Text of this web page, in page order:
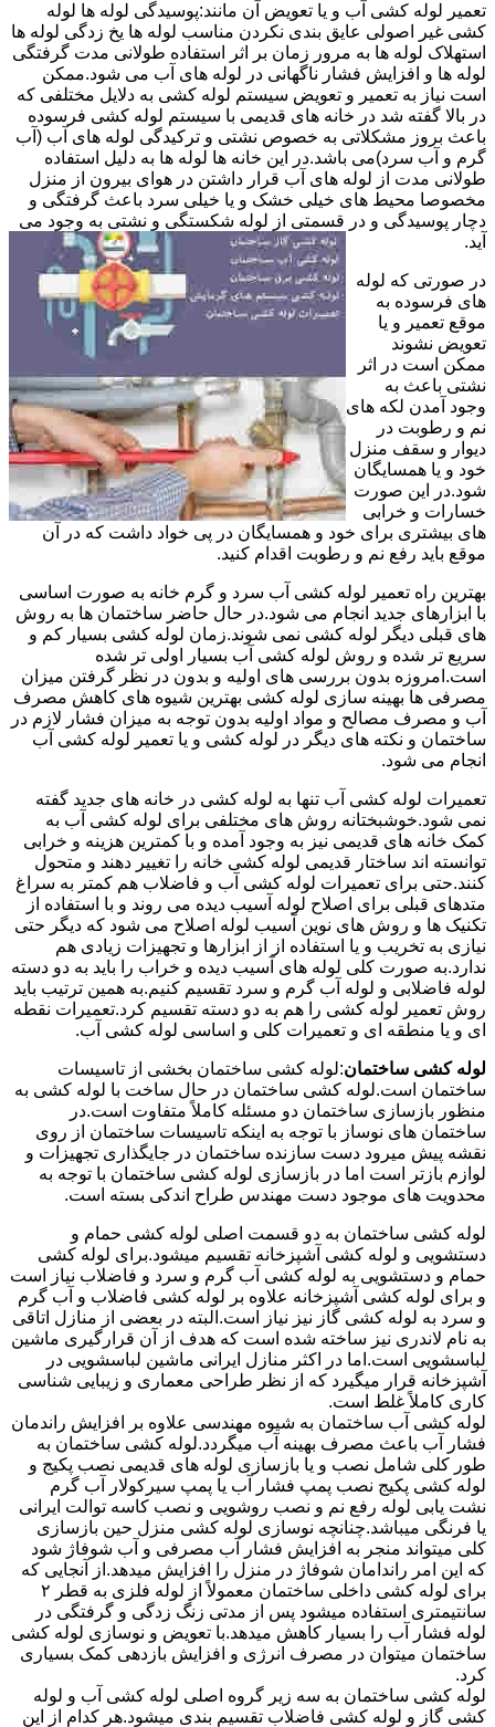
تعمیر لوله کشی آب و یا تعویض آن مانند:پوسیدگی لوله ها لوله
کشی غیر اصولی عایق بندی نکردن مناسب لوله ها یخ زدگی لوله ها
استهلاک لوله ها به مرور زمان بر اثر استفاده طولانی مدت گرفتگی
لوله ها و افزایش فشار ناگهانی در لوله های آب می شود.ممکن
است نیاز به تعمیر و تعویض سیستم لوله کشی به دلایل مختلفی که
در بالا گفته شد در خانه های قدیمی با سیستم لوله کشی فرسوده
باعث بروز مشکلاتی به خصوص نشتی و ترکیدگی لوله های آب (آب
گرم و آب سرد)می باشد.در این خانه ها لوله ها به دلیل استفاده
طولانی مدت از لوله های آب قرار داشتن در هوای بیرون از منزل
مخصوصا محیط های خیلی خشک و یا خیلی سرد باعث گرفتگی و
دچار پوسیدگی و در قسمتی از لوله شکستگی و نشتی به وجود می
آید.
در صورتی که لوله
های فرسوده به
موقع تعمیر و یا
تعویض نشوند
ممکن است در اثر
نشتی باعث به
وجود آمدن لکه های
نم و رطوبت در
دیوار و سقف منزل
خود و یا همسایگان
شود.در این صورت
خسارات و خرابی
های بیشتری برای خود و همسایگان در پی خواد داشت که در آن
موقع باید رفع نم و رطوبت اقدام کنید.
بهترین راه تعمیر لوله کشی آب سرد و گرم خانه به صورت اساسی
با ابزارهای جدید انجام می شود.در حال حاضر ساختمان ها به روش
های قبلی دیگر لوله کشی نمی شوند.زمان لوله کشی بسیار کم و
سریع تر شده و روش لوله کشی آب بسیار اولی تر شده
است.امروزه بدون بررسی های اولیه و بدون در نظر گرفتن میزان
مصرفی ها بهینه سازی لوله کشی بهترین شیوه های کاهش مصرف
آب و مصرف مصالح و مواد اولیه بدون توجه به میزان فشار لازم در
ساختمان و نکته های دیگر در لوله کشی و یا تعمیر لوله کشی آب
انجام می شود.
تعمیرات لوله کشی آب تنها به لوله کشی در خانه های جدید گفته
نمی شود.خوشبختانه روش های مختلفی برای لوله کشی آب به
کمک خانه های قدیمی نیز به وجود آمده و با کمترین هزینه و خرابی
توانسته اند ساختار قدیمی لوله کشی خانه را تغییر دهند و متحول
کنند.حتی برای تعمیرات لوله کشی آب و فاضلاب هم کمتر به سراغ
متدهای قبلی برای اصلاح لوله آسیب دیده می روند و با استفاده از
تکنیک ها و روش های نوین آسیب لوله اصلاح می شود که دیگر حتی
نیازی به تخریب و یا استفاده از از ابزارها و تجهیزات زیادی هم
ندارد.به صورت کلی لوله های آسیب دیده و خراب را باید به دو دسته
لوله فاضلابی و لوله آب گرم و سرد تقسیم کنیم.به همین ترتیب باید
روش تعمیر لوله کشی را هم به دو دسته تقسیم کرد.تعمیرات نقطه
ای و یا منطقه ای و تعمیرات کلی و اساسی لوله کشی آب.
لوله کشی ساختمان:لوله کشی ساختمان بخشی از تاسیسات
ساختمان است.لوله کشی ساختمان در حال ساخت با لوله کشی به
منظور بازسازی ساختمان دو مسئله کاملاً متفاوت است.در
ساختمان های نوساز با توجه به اینکه تاسیسات ساختمان از روی
نقشه پیش میرود دست سازنده ساختمان در جایگذاری تجهیزات و
لوازم بازتر است اما در بازسازی لوله کشی ساختمان با توجه به
محدویت های موجود دست مهندس طراح اندکی بسته است.
لوله کشی ساختمان به دو قسمت اصلی لوله کشی حمام و
دستشویی و لوله کشی آشپزخانه تقسیم میشود.برای لوله کشی
حمام و دستشویی به لوله کشی آب گرم و سرد و فاضلاب نیاز است
و برای لوله کشی آشپزخانه علاوه بر لوله کشی فاضلاب و آب گرم
و سرد به لوله کشی گاز نیز نیاز است.البته در بعضی از منازل اتاقی
به نام لاندری نیز ساخته شده است که هدف از آن قرارگیری ماشین
لباسشویی است.اما در اکثر منازل ایرانی ماشین لباسشویی در
آشپزخانه قرار میگیرد که از نظر طراحی معماری و زیبایی شناسی
کاری کاملاً غلط است.
لوله کشی آب ساختمان به شیوه مهندسی علاوه بر افزایش راندمان
فشار آب باعث مصرف بهینه آب میگردد.لوله کشی ساختمان به
طور کلی شامل نصب و یا بازسازی لوله های قدیمی نصب پکیج و
لوله کشی پکیج نصب پمپ فشار آب یا پمپ سیرکولار آب گرم
نشت یابی لوله رفع نم و نصب روشویی و نصب کاسه توالت ایرانی
یا فرنگی میباشد.چنانچه نوسازی لوله کشی منزل حین بازسازی
کلی میتواند منجر به افزایش فشار آب مصرفی و آب شوفاژ شود
که این امر راندامان شوفاژ در منزل را افزایش میدهد.از آنجایی که
برای لوله کشی داخلی ساختمان معمولاً از لوله فلزی به قطر ۲
سانتیمتری استفاده میشود پس از مدتی زنگ زدگی و گرفتگی در
لوله فشار آب را بسیار کاهش میدهد.با تعویض و نوسازی لوله کشی
ساختمان میتوان در مصرف انرژی و افزایش بازدهی کمک بسیاری
کرد.
لوله کشی ساختمان به سه زیر گروه اصلی لوله کشی آب و لوله
کشی گاز و لوله کشی فاضلاب تقسیم بندی میشود.هر کدام از این